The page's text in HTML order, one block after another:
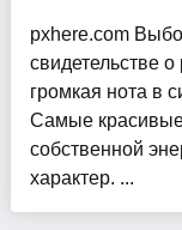
pxhere.com
свидетельстве
громкая нота в
Самые
собственной
характер. ...